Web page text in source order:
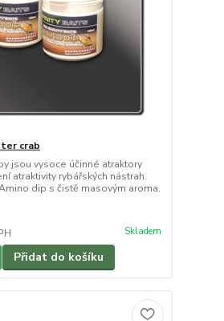
crab
jsou vysoce účinné atraktory
atraktivity rybářských nástrah.
dip s čistě masovým aroma.
Skladem
Přidat do košíku